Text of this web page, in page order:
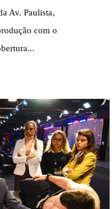
Av. Paulista,
com o